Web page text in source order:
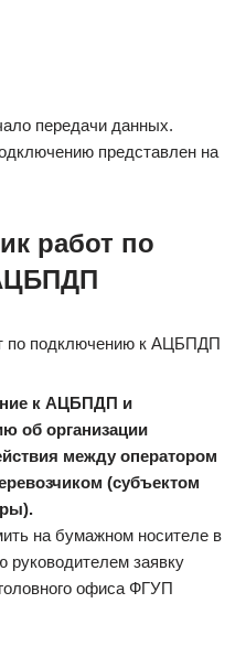
передачи данных.
представлен на
работ по
к АЦБПДП и
об организации
между оператором
(субъектом
на бумажном носителе в
руководителем заявку
офиса ФГУП